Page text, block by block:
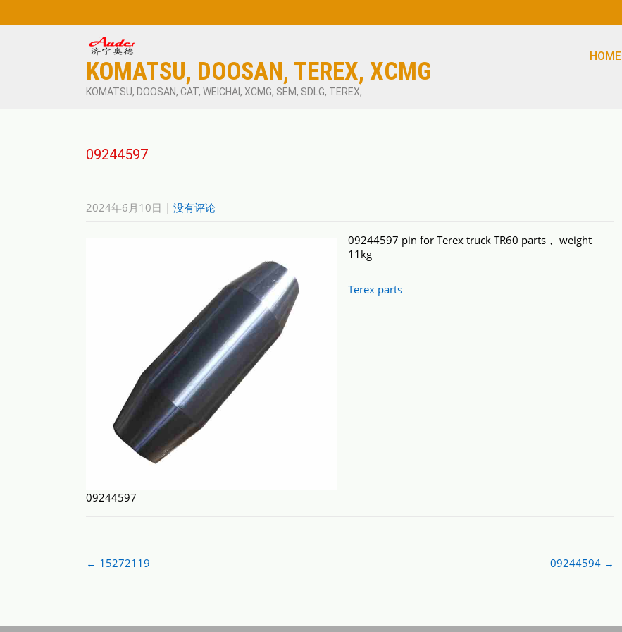
KOMATSU, DOOSAN, TEREX, XCMG
KOMATSU, DOOSAN, CAT, WEICHAI, XCMG, SEM, SDLG, TEREX,
HOME
09244597
2024年6月10日 | 没有评论
09244597
09244597 pin for Terex truck TR60 parts， weight
11kg
Terex parts
Post
navigation
← 15272119 09244594 →